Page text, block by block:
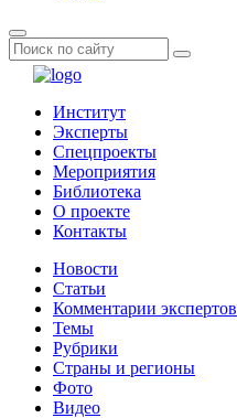
Институт
Эксперты
Спецпроекты
Мероприятия
Библиотека
О проекте
Контакты
Новости
Статьи
Комментарии экспертов
Темы
Рубрики
Страны и регионы
Фото
Видео